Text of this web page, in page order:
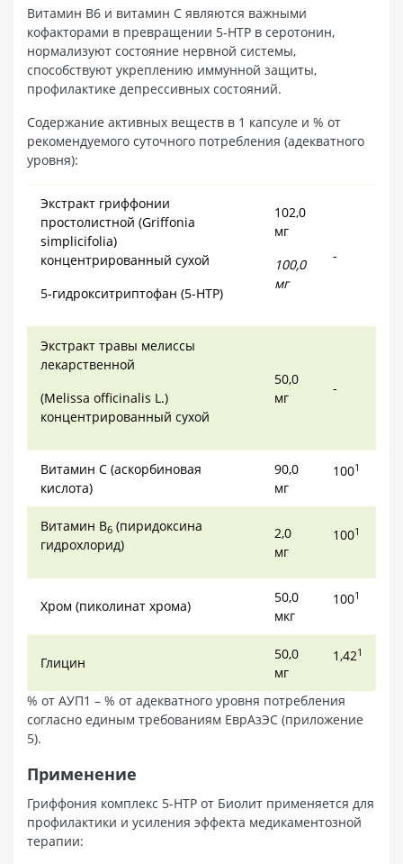
Витамин В6 и витамин С являются важными
кофакторами в превращении 5-HTP в серотонин,
нормализуют состояние нервной системы,
способствуют укреплению иммунной защиты,
профилактике депрессивных состояний.
Содержание активных веществ в 1 капсуле и % от
рекомендуемого суточного потребления (адекватного
уровня):
Экстракт гриффонии
простолистной (Griffonia
simplicifolia)
концентрированный сухой
5-гидрокситриптофан (5-HTP)
102,0
мг
100,0
мг
-
Экстракт травы мелиссы
лекарственной
(Melissa officinalis L.)
концентрированный сухой
50,0
мг
-
Витамин С (аскорбиновая
кислота)
90,0
мг
1001
Витамин В6 (пиридоксина
гидрохлорид)
2,0
мг
1001
Хром (пиколинат хрома)
50,0
мкг
1001
Глицин
50,0
мг
1,421
% от АУП1 – % от адекватного уровня потребления
согласно единым требованиям ЕврАзЭС (приложение
5).
Применение
Гриффония комплекс 5-HTP от Биолит применяется для
профилактики и усиления эффекта медикаментозной
терапии: